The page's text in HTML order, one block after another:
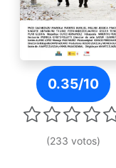
Póster de Él
0.35/10
(233 votos)